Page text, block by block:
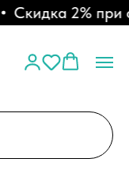
Скидка 2% при